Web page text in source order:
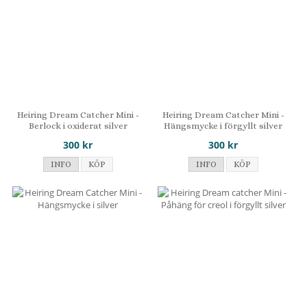
Heiring Dream Catcher Mini -
Berlock i oxiderat silver
300 kr
INFO KÖP
Heiring Dream Catcher Mini -
Hängsmycke i förgyllt silver
300 kr
INFO KÖP